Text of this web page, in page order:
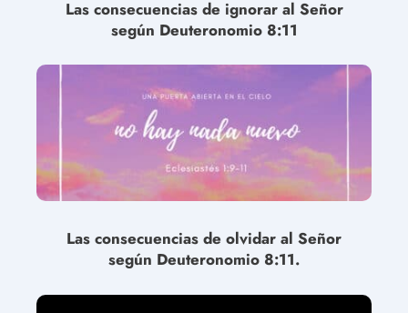
Las consecuencias de ignorar al Señor
según Deuteronomio 8:11
Las consecuencias de olvidar al Señor
según Deuteronomio 8:11.